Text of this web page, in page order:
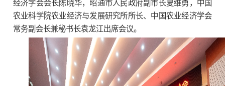
经济学会会长陈晓华，昭通市人民政府副市长夏维勇，中国
农业科学院农业经济与发展研究所所长、中国农业经济学会
常务副会长兼秘书长袁龙江出席会议。